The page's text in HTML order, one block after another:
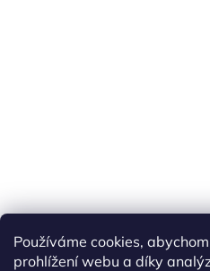
Používáme cookies,
prohlížení webu a díky
Tisíce výdejních